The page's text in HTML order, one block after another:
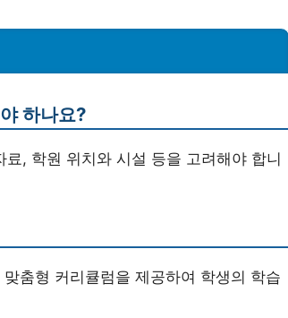
하나요?
, 학원 위치와 시설 등을 고려해야 합니
춤형 커리큘럼을 제공하여 학생의 학습